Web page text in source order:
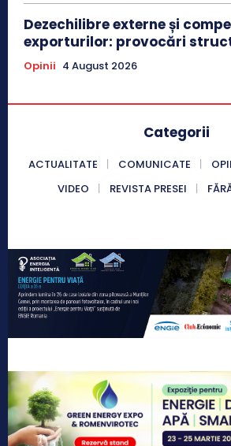
Dezechilibre externe și
exporturilor: provocări
Opinii 4 August 2026
Categorii
ACTUALITATE COMUNICATE
VIDEO
REVISTA PRESEI